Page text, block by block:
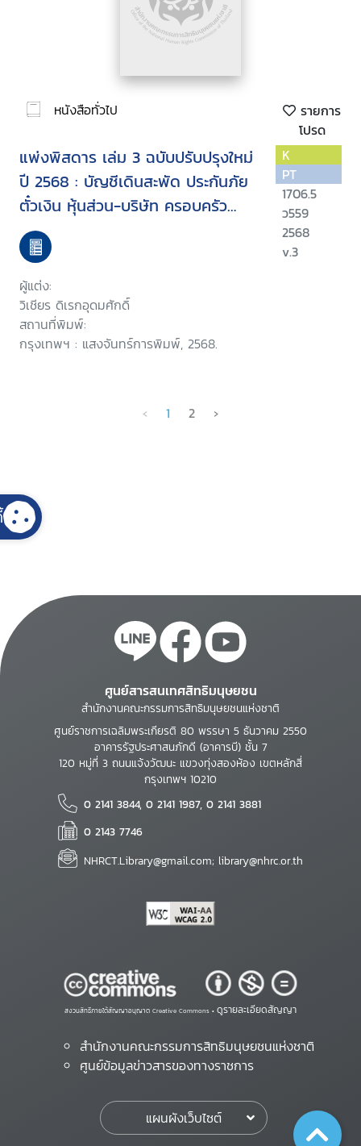
หนังสือทั่วไป
รายการ
โปรด
แพ่งพิสดาร เล่ม 3 ฉบับปรับปรุงใหม่
ปี 2568 : บัญชีเดินสะพัด ประกันภัย
ตั๋วเงิน หุ้นส่วน-บริษัท ครอบครัว
(ตามกฎหมายที่แก้ไขใหม่ ปี 2567)
ผู้แต่ง:
วิเชียร ดิเรกอุดมศักดิ์
สถานที่พิมพ์:
กรุงเทพฯ : แสงจันทร์การพิมพ์, 2568.
K
PT
1706.5
ว559
2568
v.3
‹ 1 2 ›
ศูนย์สารสนเทศสิทธิมนุษยชน
สำนักงานคณะกรรมการสิทธิมนุษยชนแห่งชาติ
ศูนย์ราชการเฉลิมพระเกียรติ 80 พรรษา 5 ธันวาคม 2550
อาคารรัฐประศาสนภักดี (อาคารบี) ชั้น 7
120 หมู่ที่ 3 ถนนแจ้งวัฒนะ แขวงทุ่งสองห้อง เขตหลักสี่
กรุงเทพฯ 10210
0 2141 3844, 0 2141 1987, 0 2141 3881
0 2143 7746
NHRCT.Library@gmail.com; library@nhrc.or.th
สงวนสิทธิ์ภายใต้สัญญาอนุญาต Creative Commons • ดูรายละเอียดสัญญา
สำนักงานคณะกรรมการสิทธิมนุษยชนแห่งชาติ
ศูนย์ข้อมูลข่าวสารของทางราชการ
แผนผังเว็บไซต์